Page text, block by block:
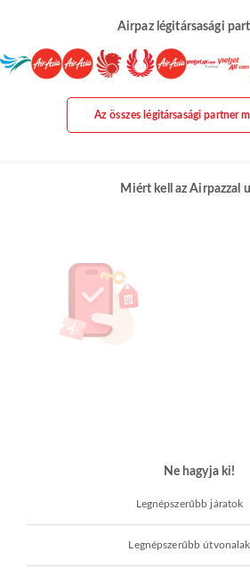
Airpaz légitársasági
Az összes légitársasági partner
Miért kell az Airpazzal
Ne hagyja ki!
Legnépszerűbb járatok
Legnépszerűbb útvonalak